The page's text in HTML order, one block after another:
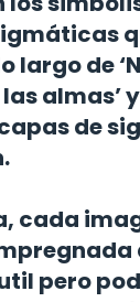
largo de
almas’
de
cada
pero